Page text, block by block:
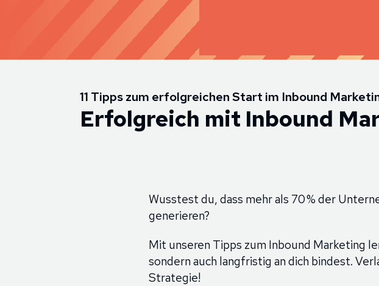
11 Tipps zum erfolgreichen Start im Inbound
Erfolgreich mit Inbound
Wusstest du, dass mehr als 70 % der
generieren?
Mit unseren Tipps zum Inbound Marketing
sondern auch langfristig an dich bindest.
Strategie!